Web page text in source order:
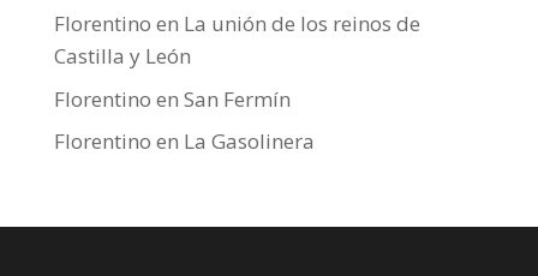
Florentino en La unión de los reinos de
Castilla y León
Florentino en San Fermín
Florentino en La Gasolinera